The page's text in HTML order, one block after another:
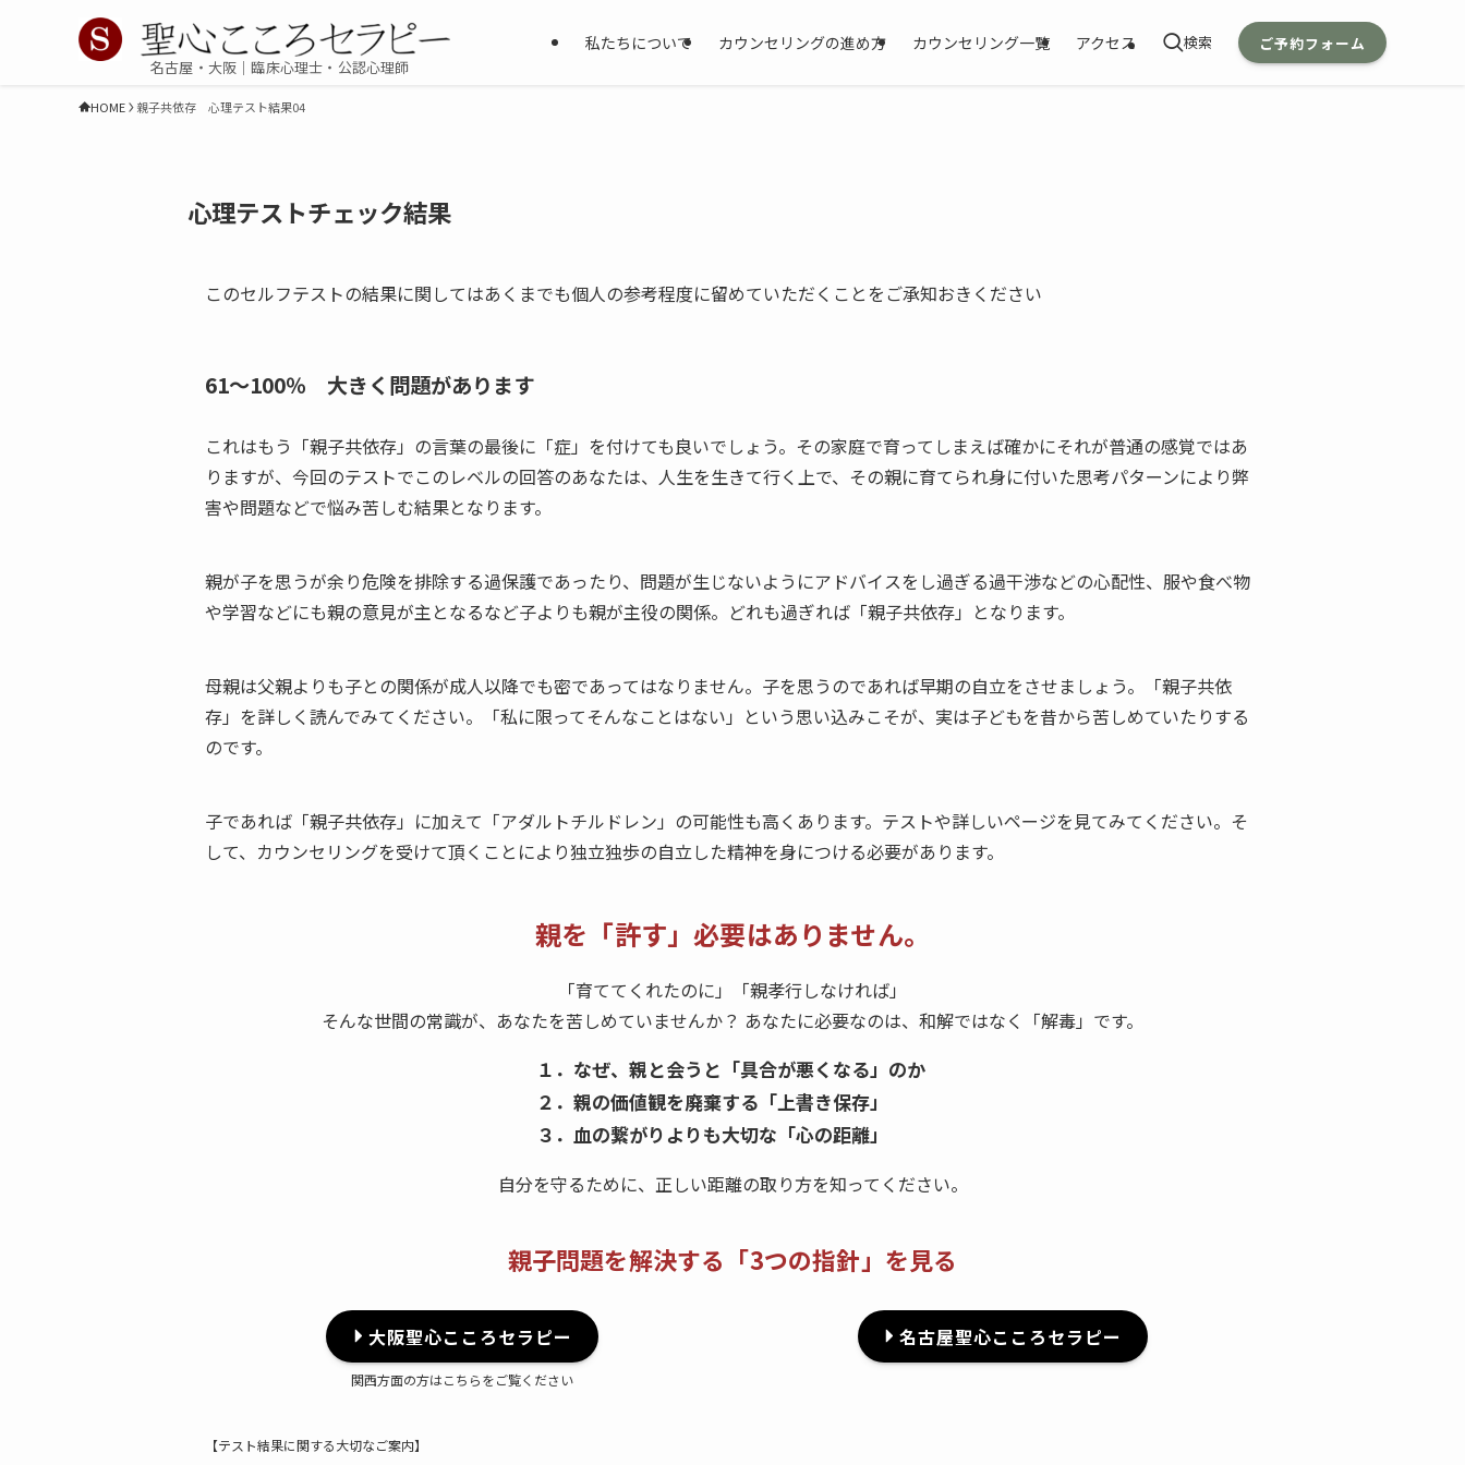
名古屋・大阪｜臨床心理士・公認心理師
私たちについて カウンセリングの進め方 カウンセリング一覧 アクセス ご予約フォーム
HOME 親子共依存 心理テスト結果04
心理テストチェック結果
このセルフテストの結果に関してはあくまでも個人の参考程度に留めていただくことをご承知おきください
61～100％ 大きく問題があります
これはもう「親子共依存」の言葉の最後に「症」を付けても良いでしょう。その家庭で育ってしまえば確かにそれが普通の感覚ではあ
りますが、今回のテストでこのレベルの回答のあなたは、人生を生きて行く上で、その親に育てられ身に付いた思考パターンにより弊
害や問題などで悩み苦しむ結果となります。
親が子を思うが余り危険を排除する過保護であったり、問題が生じないようにアドバイスをし過ぎる過干渉などの心配性、服や食べ物
や学習などにも親の意見が主となるなど子よりも親が主役の関係。どれも過ぎれば「親子共依存」となります。
母親は父親よりも子との関係が成人以降でも密であってはなりません。子を思うのであれば早期の自立をさせましょう。「親子共依
存」を詳しく読んでみてください。「私に限ってそんなことはない」という思い込みこそが、実は子どもを昔から苦しめていたりする
のです。
子であれば「親子共依存」に加えて「アダルトチルドレン」の可能性も高くあります。テストや詳しいページを見てみてください。そ
して、カウンセリングを受けて頂くことにより独立独歩の自立した精神を身につける必要があります。
親を「許す」必要はありません。
「育ててくれたのに」「親孝行しなければ」
そんな世間の常識が、あなたを苦しめていませんか？ あなたに必要なのは、和解ではなく「解毒」です。
１． なぜ、親と会うと「具合が悪くなる」のか
２．親の価値観を廃棄する「上書き保存」
３．血の繋がりよりも大切な「心の距離」
自分を守るために、正しい距離の取り方を知ってください。
親子問題を解決する 「3つの指針」を見る
大阪聖心こころセラピー
関西方面の方はこちらをご覧ください
名古屋聖心こころセラピー
【テスト結果に関する大切なご案内】